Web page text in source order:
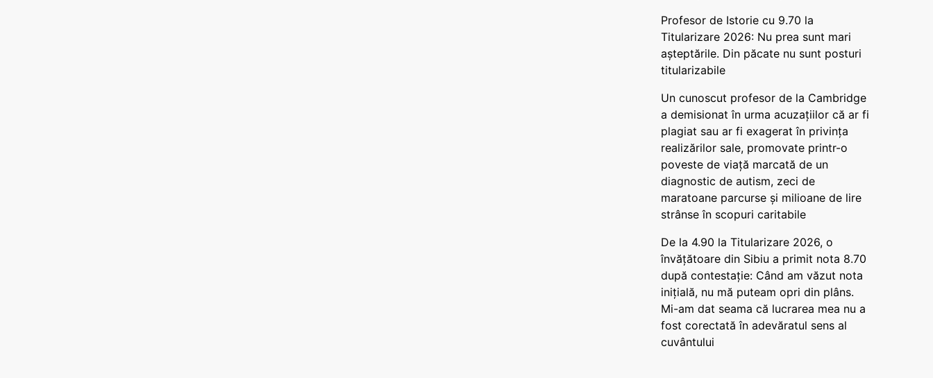
Profesor de Istorie cu 9.70 la
Titularizare 2026: Nu prea sunt mari
așteptările. Din păcate nu sunt posturi
titularizabile
Un cunoscut profesor de la Cambridge
a demisionat în urma acuzațiilor că ar fi
plagiat sau ar fi exagerat în privința
realizărilor sale, promovate printr-o
poveste de viață marcată de un
diagnostic de autism, zeci de
maratoane parcurse și milioane de lire
strânse în scopuri caritabile
De la 4.90 la Titularizare 2026, o
învățătoare din Sibiu a primit nota 8.70
după contestație: Când am văzut nota
inițială, nu mă puteam opri din plâns.
Mi-am dat seama că lucrarea mea nu a
fost corectată în adevăratul sens al
cuvântului